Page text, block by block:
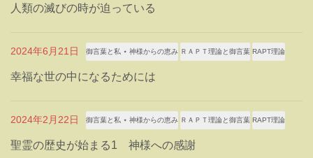
人類の滅びの時が迫っている
2024年6月21日 御言葉と私 ⋆ 神様からの恵み ＲＡＰＴ理論と御言葉 RAPT理論
幸福な世の中になるためには
2024年2月22日 御言葉と私 ⋆ 神様からの恵み ＲＡＰＴ理論と御言葉 RAPT理論
聖霊の歴史が始まる1 神様への感謝